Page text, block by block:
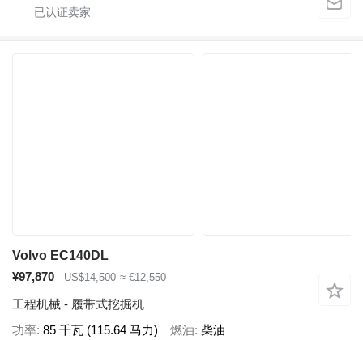
Volvo EC140DL
¥97,870
US$14,500 ≈ €12,550
工程机械 - 履带式挖掘机
功率 85 千瓦 (115.64 马力) 燃油 柴油